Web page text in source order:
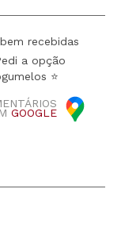
recebidas
a opção
⭐️
GOOGLE